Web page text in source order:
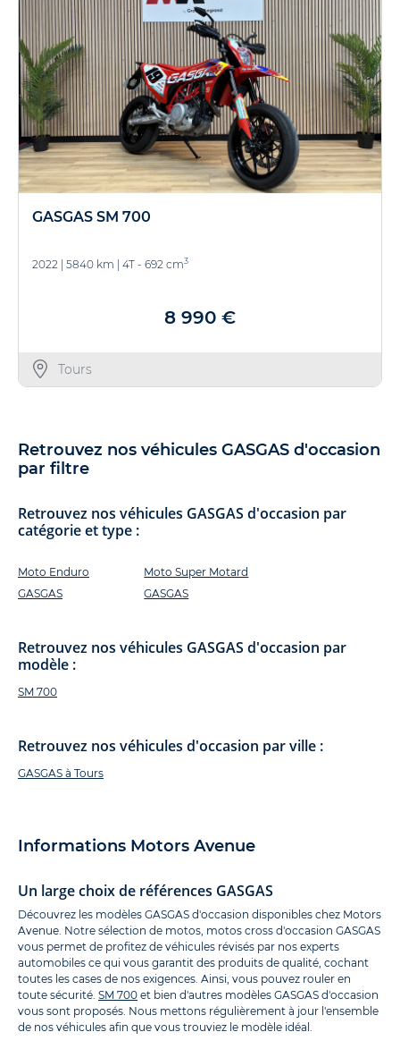
GASGAS SM 700
2022 5840 km 4T - 692 cm3
8 990 €
Tours
Retrouvez nos véhicules GASGAS d'occasion
par filtre
Retrouvez nos véhicules GASGAS d'occasion par
catégorie et type :
Moto Enduro
GASGAS
Moto Super Motard
GASGAS
Retrouvez nos véhicules GASGAS d'occasion par
modèle :
SM 700
Retrouvez nos véhicules d'occasion par ville :
GASGAS à Tours
Informations Motors Avenue
Un large choix de références GASGAS
Découvrez les modèles GASGAS d'occasion disponibles chez Motors
Avenue. Notre sélection de motos, motos cross d'occasion GASGAS
vous permet de profitez de véhicules révisés par nos experts
automobiles ce qui vous garantit des produits de qualité, cochant
toutes les cases de nos exigences. Ainsi, vous pouvez rouler en
toute sécurité. SM 700 et bien d'autres modèles GASGAS d'occasion
vous sont proposés. Nous mettons régulièrement à jour l'ensemble
de nos véhicules afin que vous trouviez le modèle idéal.